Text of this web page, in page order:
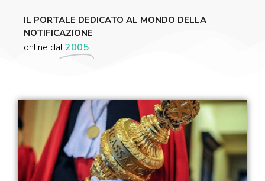
IL PORTALE DEDICATO AL MONDO DELLA
NOTIFICAZIONE
online dal2005